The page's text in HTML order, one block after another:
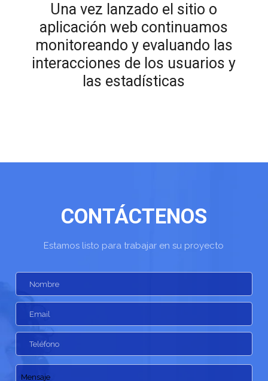
Una vez lanzado el sitio o
aplicación web continuamos
monitoreando y evaluando las
interacciones de los usuarios y
las estadísticas
CONTÁCTENOS
Estamos listo para trabajar en su proyecto